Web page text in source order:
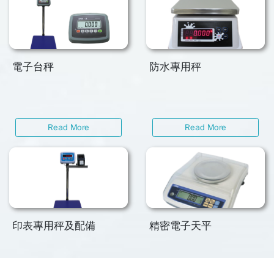
電子台秤
Read More
防水專用秤
Read More
印表專用秤及配備 精密電子天平